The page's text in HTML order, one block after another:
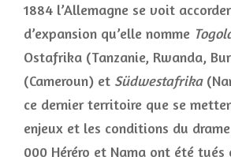
1884 l’Allemagne se voit
d’expansion qu’elle nomme
Ostafrika (Tanzanie, Rwanda,
(Cameroun) et Südwestafrika
ce dernier territoire que se
enjeux et les conditions du
000 Héréro et Nama ont été tués